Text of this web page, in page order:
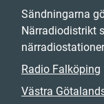
Sändningarna
Närradiodistrikt
Radio Falköping
Västra